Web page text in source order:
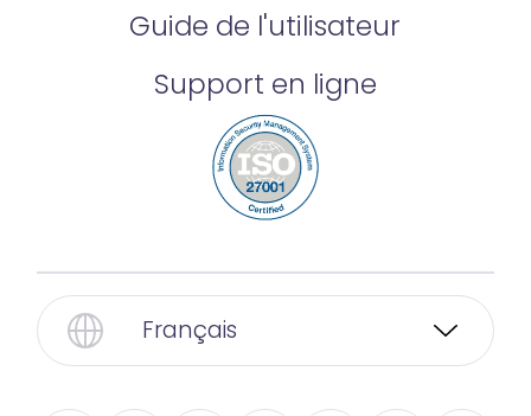
Guide de l'utilisateur
Support en ligne
Français